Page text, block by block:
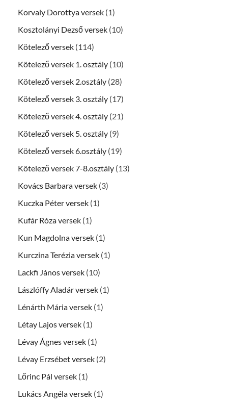
Korvaly Dorottya versek (1)
Kosztolányi Dezső versek (10)
Kötelező versek (114)
Kötelező versek 1. osztály (10)
Kötelező versek 2.osztály (28)
Kötelező versek 3. osztály (17)
Kötelező versek 4. osztály (21)
Kötelező versek 5. osztály (9)
Kötelező versek 6.osztály (19)
Kötelező versek 7-8.osztály (13)
Kovács Barbara versek (3)
Kuczka Péter versek (1)
Kufár Róza versek (1)
Kun Magdolna versek (1)
Kurczina Terézia versek (1)
Lackfi János versek (10)
Lászlóffy Aladár versek (1)
Lénárth Mária versek (1)
Létay Lajos versek (1)
Lévay Ágnes versek (1)
Lévay Erzsébet versek (2)
Lőrinc Pál versek (1)
Lukács Angéla versek (1)